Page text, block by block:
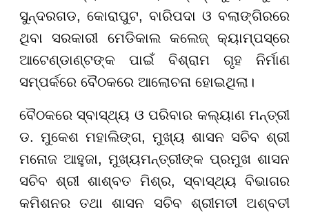
ସୁନ୍ଦରଗଡ, କୋରାପୁଟ, ବାରିପଦା ଓ ବଲାଙ୍ଗିରରେ
ଥିବା ସରକାରୀ ମେଡିକାଲ କଲେଜ୍ କ୍ୟାମ୍ପସ୍ରେ
ଆଟେଣ୍ଡାଣ୍ଟଙ୍କ ପାଇଁ ବିଶ୍ରାମ ଗୃହ ନିର୍ମାଣ
ସମ୍ପର୍କରେ ବୈଠକରେ ଆଲୋଚନା ହୋଇଥିଲା।
ବୈଠକରେ ସ୍ବାସ୍ଥ୍ୟ ଓ ପରିବାର କଲ୍ୟାଣ ମନ୍ତ୍ରୀ
ଡ. ମୁକେଶ ମହାଲିଙ୍ଗ, ମୁଖ୍ୟ ଶାସନ ସଚିବ ଶ୍ରୀ
ମନୋଜ ଆହୁଜା, ମୁଖ୍ୟମନ୍ତ୍ରୀଙ୍କ ପ୍ରମୁଖ ଶାସନ
ସଚିବ ଶ୍ରୀ ଶାଶ୍ବତ ମିଶ୍ର, ସ୍ବାସ୍ଥ୍ୟ ବିଭାଗର
କମିଶନର ତଥା ଶାସନ ସଚିବ ଶ୍ରୀମତୀ ଅଶ୍ବତୀ